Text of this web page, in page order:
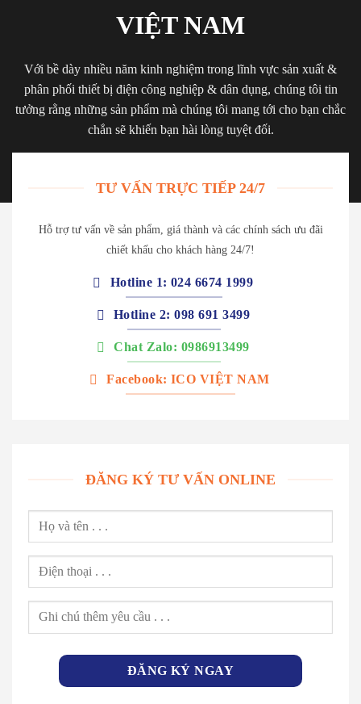
VIỆT NAM
Với bề dày nhiều năm kinh nghiệm trong lĩnh vực sản xuất &
phân phối thiết bị điện công nghiệp & dân dụng, chúng tôi tin
tưởng rằng những sản phẩm mà chúng tôi mang tới cho bạn chắc
chắn sẽ khiến bạn hài lòng tuyệt đối.
TƯ VẤN TRỰC TIẾP 24/7
Hỗ trợ tư vấn về sản phẩm, giá thành và các chính sách ưu đãi
chiết khấu cho khách hàng 24/7!
Hotline 1: 024 6674 1999
Hotline 2: 098 691 3499
Chat Zalo: 0986913499
Facebook: ICO VIỆT NAM
ĐĂNG KÝ TƯ VẤN ONLINE